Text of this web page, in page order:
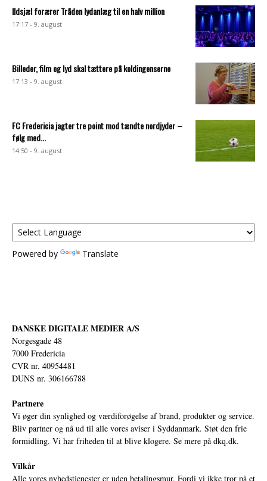
Ildsjæl forærer Tråden lydanlæg til en halv million
17:17 - 9. august
Billeder, film og lyd skal tættere på koldingenserne
17:13 - 9. august
FC Fredericia jagter tre point mod tændte nordjyder –
følg med...
14:50 - 9. august
Powered by Translate
DANSKE DIGITALE MEDIER A/S
Norgesgade 48
7000 Fredericia
CVR nr. 40954481
DUNS nr. 306166788
Partnere
Vi øger din synlighed og værdiforøgelse af brand, produkter og service.
Bliv partner og nå ud til alle vores aviser i Syddanmark. Støt den frie
formidling. Vi har friheden til at blive klogere. Se mere på dkq.dk.
Vilkår
Alle vores nyhedstjenester er uden betalingsmur. Fordi vi ikke tror på et